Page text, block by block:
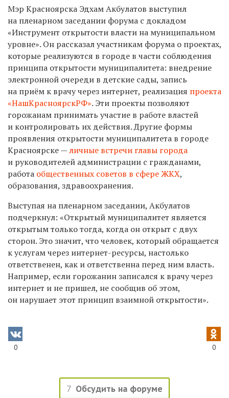
Мэр Красноярска Эдхам Акбулатов выступил
на пленарном заседании форума с докладом
«Инструмент открытости власти на муниципальном
уровне». Он рассказал участникам форума о проектах,
которые реализуются в городе в части соблюдения
принципа открытости муниципалитета: внедрение
электронной очереди в детские сады, запись
на приём к врачу через интернет, реализация проекта
«НашКрасноярскРФ». Эти проекты позволяют
горожанам принимать участие в работе властей
и контролировать их действия. Другие формы
проявления открытости муниципалитета в городе
Красноярске —личные встречи главы города
и руководителей администрации с гражданами,
работа общественных советов в сфере ЖКХ,
образования, здравоохранения.
Выступая на пленарном заседании, Акбулатов
подчеркнул: «Открытый муниципалитет является
открытым только тогда, когда он открыт с двух
сторон. Это значит, что человек, который обращается
к услугам через интернет-ресурсы, настолько
ответственен, как и ответственна перед ним власть.
Например, если горожанин записался к врачу через
интернет и не пришел, не сообщив об этом,
он нарушает этот принцип взаимной открытости».
0 0
7 Обсудить на форуме